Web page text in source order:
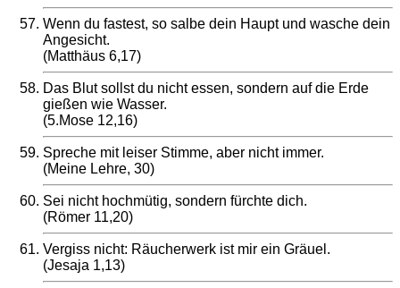
Wenn du fastest, so salbe dein Haupt und wasche dein
Angesicht.
(Matthäus 6,17)
Das Blut sollst du nicht essen, sondern auf die Erde
gießen wie Wasser.
(5.Mose 12,16)
Spreche mit leiser Stimme, aber nicht immer.
(Meine Lehre, 30)
Sei nicht hochmütig, sondern fürchte dich.
(Römer 11,20)
Vergiss nicht: Räucherwerk ist mir ein Gräuel.
(Jesaja 1,13)